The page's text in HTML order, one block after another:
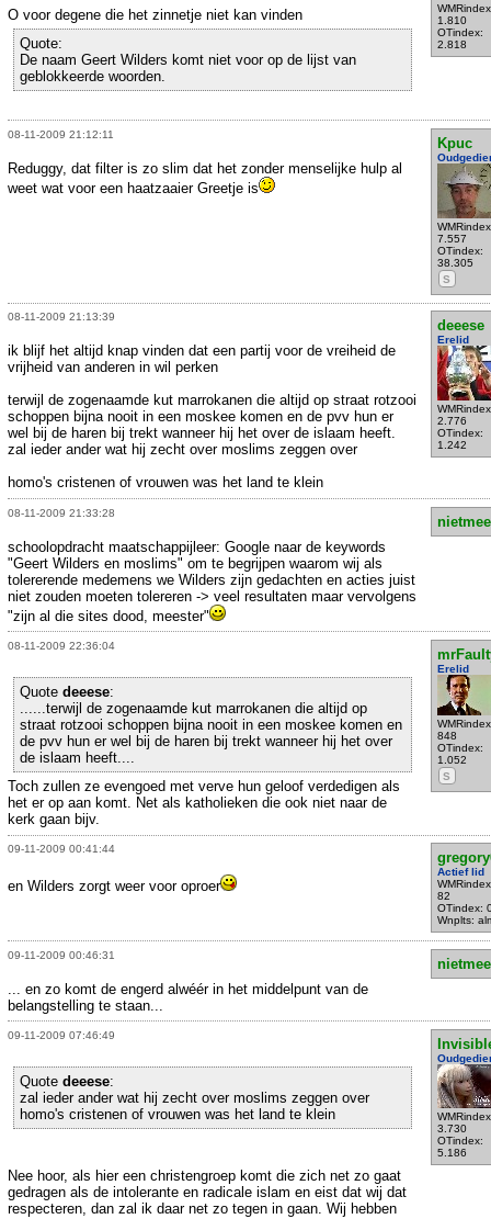
1.810
OTindex:
2.818
O voor degene die het zinnetje niet kan vinden
Quote:
De naam Geert Wilders komt niet voor op de lijst van
geblokkeerde woorden.
08-11-2009 21:12:11
Kpuc
7.557
OTindex:
38.305
S
Reduggy, dat filter is zo slim dat het zonder menselijke hulp al
weet wat voor een haatzaaier Greetje is
08-11-2009 21:13:39
deeese
Erelid
2.776
OTindex:
1.242
ik blijf het altijd knap vinden dat een partij voor de vreiheid de
vrijheid van anderen in wil perken
terwijl de zogenaamde kut marrokanen die altijd op straat rotzooi
schoppen bijna nooit in een moskee komen en de pvv hun er
wel bij de haren bij trekt wanneer hij het over de islaam heeft.
zal ieder ander wat hij zecht over moslims zeggen over
homo's cristenen of vrouwen was het land te klein
08-11-2009 21:33:28
schoolopdracht maatschappijleer: Google naar de keywords
"Geert Wilders en moslims" om te begrijpen waarom wij als
tolererende medemens we Wilders zijn gedachten en acties juist
niet zouden moeten tolereren -> veel resultaten maar vervolgens
"zijn al die sites dood, meester"
08-11-2009 22:36:04
Erelid
848
OTindex:
1.052
S
Quote deeese:
......terwijl de zogenaamde kut marrokanen die altijd op
straat rotzooi schoppen bijna nooit in een moskee komen en
de pvv hun er wel bij de haren bij trekt wanneer hij het over
de islaam heeft....
Toch zullen ze evengoed met verve hun geloof verdedigen als
het er op aan komt. Net als katholieken die ook niet naar de
kerk gaan bijv.
09-11-2009 00:41:44
Actief lid
82
OTindex:
Wnplts:
en Wilders zorgt weer voor oproer
09-11-2009 00:46:31
... en zo komt de engerd alwéér in het middelpunt van de
belangstelling te staan...
09-11-2009 07:46:49
3.730
OTindex:
5.186
Quote deeese:
zal ieder ander wat hij zecht over moslims zeggen over
homo's cristenen of vrouwen was het land te klein
Nee hoor, als hier een christengroep komt die zich net zo gaat
gedragen als de intolerante en radicale islam en eist dat wij dat
respecteren, dan zal ik daar net zo tegen in gaan. Wij hebben